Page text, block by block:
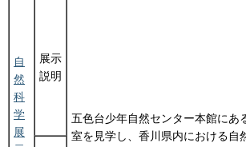
自
然
科
学
展
展示
説明
五色台少年自然センター本館にあ
室を見学し、香川県内における自